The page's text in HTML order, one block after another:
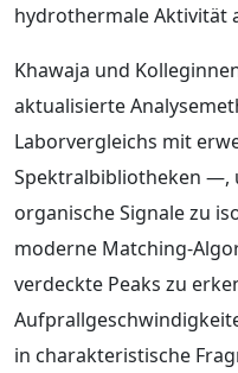
hydrothermale Aktivität
Khawaja und
aktualisierte
Laborvergleichs mit
Spektralbibliotheken —,
organische Signale zu
moderne Matching-
verdeckte Peaks zu
in charakteristische